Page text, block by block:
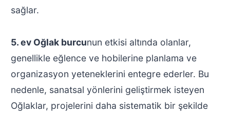
sağlar.
5. ev Oğlak burcunun etkisi altında olanlar,
genellikle eğlence ve hobilerine planlama ve
organizasyon yeteneklerini entegre ederler. Bu
nedenle, sanatsal yönlerini geliştirmek isteyen
Oğlaklar, projelerini daha sistematik bir şekilde